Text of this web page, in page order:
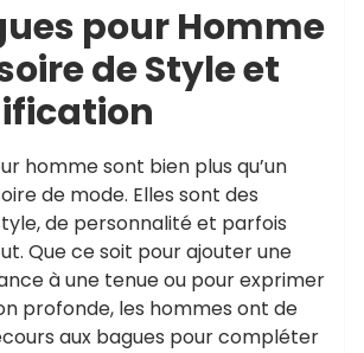
pour Homme
de Style et
homme sont bien plus qu’un
de mode. Elles sont des
de personnalité et parfois
Que ce soit pour ajouter une
à une tenue ou pour exprimer
profonde, les hommes ont de
aux bagues pour compléter